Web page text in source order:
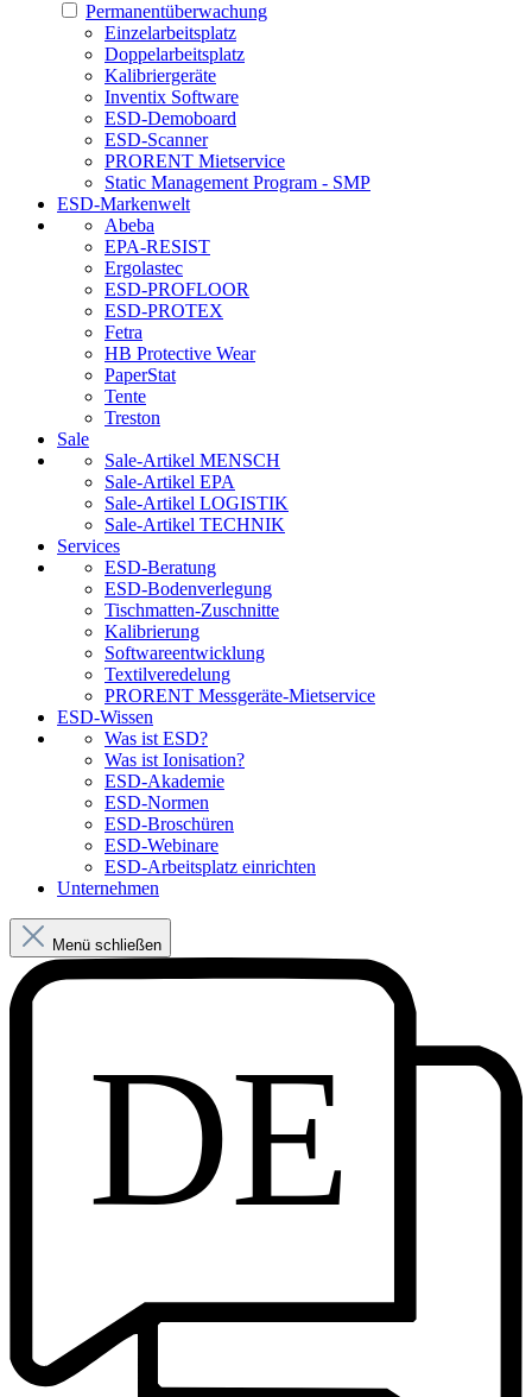
Permanentüberwachung
Einzelarbeitsplatz
Doppelarbeitsplatz
Kalibriergeräte
Inventix Software
ESD-Demoboard
ESD-Scanner
PRORENT Mietservice
Static Management Program - SMP
ESD-Markenwelt
Abeba
EPA-RESIST
Ergolastec
ESD-PROFLOOR
ESD-PROTEX
Fetra
HB Protective Wear
PaperStat
Tente
Treston
Sale
Sale-Artikel MENSCH
Sale-Artikel EPA
Sale-Artikel LOGISTIK
Sale-Artikel TECHNIK
Services
ESD-Beratung
ESD-Bodenverlegung
Tischmatten-Zuschnitte
Kalibrierung
Softwareentwicklung
Textilveredelung
PRORENT Messgeräte-Mietservice
ESD-Wissen
Was ist ESD?
Was ist Ionisation?
ESD-Akademie
ESD-Normen
ESD-Broschüren
ESD-Webinare
ESD-Arbeitsplatz einrichten
Unternehmen
Menü schließen
DE